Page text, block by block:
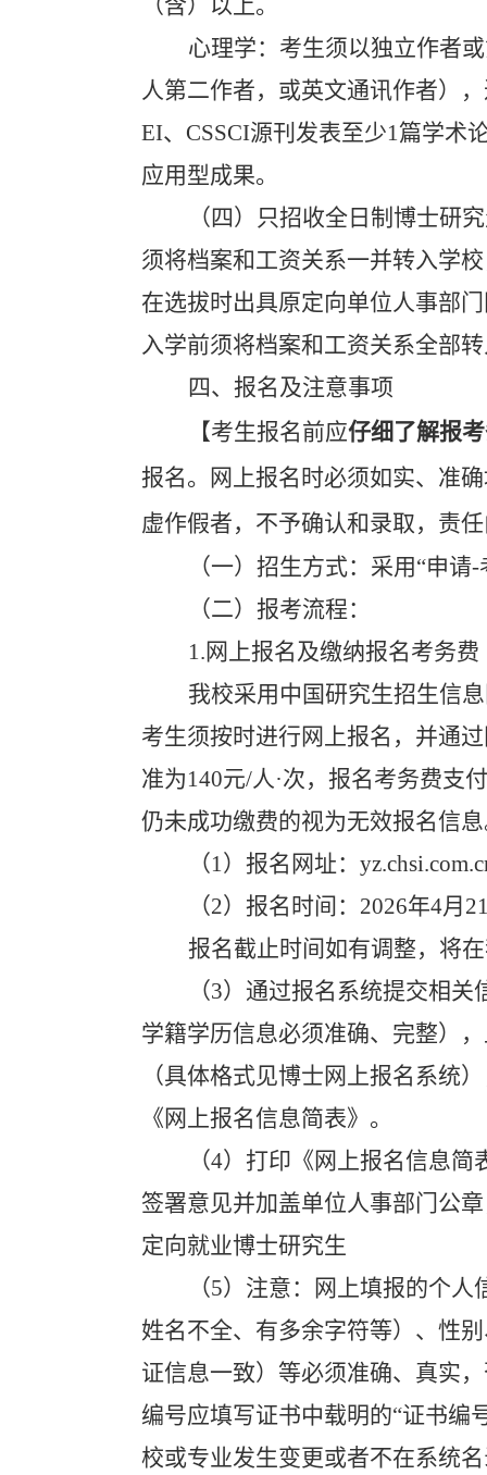
（含）以上。
心理学：考生须以独立作者
人第二作者，或英文通讯作者）
EI、 CSSCI源刊发表至少1篇学术
应用型成果。
（四）只招收全日制博士研
须将档案和工资关系一并转入学
在选拔时出具原定向单位人事部
入学前须将档案和工资关系全部
四、报名及注意事项
【考生报名前应仔细了解报
报名。网上报名时必须如实、准
虚作假者，不予确认和录取，责
（一）招生方式： 采用“申请-
（二）报考流程：
1.网上报名及缴纳报名考务费
我校采用中国研究生招生信
考生须按时进行网上报名，并通
准为140元/人·次，报名考务费支
仍未成功缴费的视为无效报名信
（1）报名网址：
（2）报名时间： 2026年4月
报名截止时间如有调整，将
（3）通过报名系统提交相关
学籍学历信息必须准确、完整）
（具体格式见博士网上报名系统
《网上报名信息简表》。
（4）打印《网上报名信息简
签署意见并加盖单位人事部门公
定向就业博士研究生
（5）注意：网上填报的个人
姓名不全、有多余字符等）、性
证信息一致）等必须准确、真实
编号应填写证书中载明的“证书编
校或专业发生变更或者不在系统